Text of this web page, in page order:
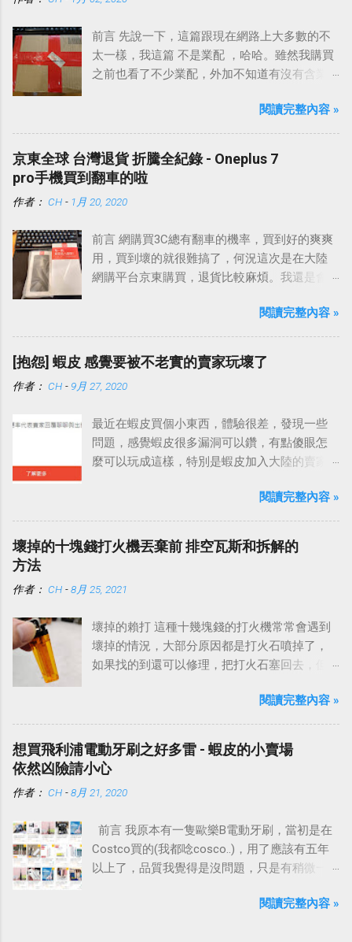
前言 先說一下，這篇跟現在網路上大多數的不
太一樣，我這篇 不是業配 ，哈哈。雖然我購買
之前也看了不少業配，外加不知道有沒有含業
閱讀完整內容 »
京東全球 台灣退貨 折騰全紀錄 - Oneplus 7
pro手機買到翻車的啦
作者： CH - 1月 20, 2020
前言 網購買3C總有翻車的機率，買到好的爽爽
用，買到壞的就很難搞了，何況這次是在大陸
網購平台京東購買，退貨比較麻煩。我還是會
永遠希望遇到的不要是我，但是真的碰到了，
就看要怎麼應對、處理，平心靜氣地去面對就
好了。
閱讀完整內容 »
[抱怨] 蝦皮 感覺要被不老實的賣家玩壞了
作者： CH - 9月 27, 2020
最近在蝦皮買個小東西，體驗很差，發現一些
問題，感覺蝦皮很多漏洞可以鑽，有點傻眼怎
麼可以玩成這樣，特別是蝦皮加入大陸的賣家
閱讀完整內容 »
壞掉的十塊錢打火機丟棄前 排空瓦斯和拆解的
方法
作者： CH -8月 25, 2021
壞掉的賴打 這種十幾塊錢的打火機常常會遇到
壞掉的情況，大部分原因都是打火石噴掉了，
如果找的到還可以修理，把打火石塞回去，但
閱讀完整內容 »
想買飛利浦電動牙刷之好多雷 - 蝦皮的小賣場
依然凶險請小心
作者： CH -8月 21, 2020
前言 我原本有一隻歐樂B電動牙刷，當初是在
Costco買的(我都唸cosco..)，用了應該有五年
以上了，品質我覺得是沒問題，只是有稍微一
閱讀完整內容 »